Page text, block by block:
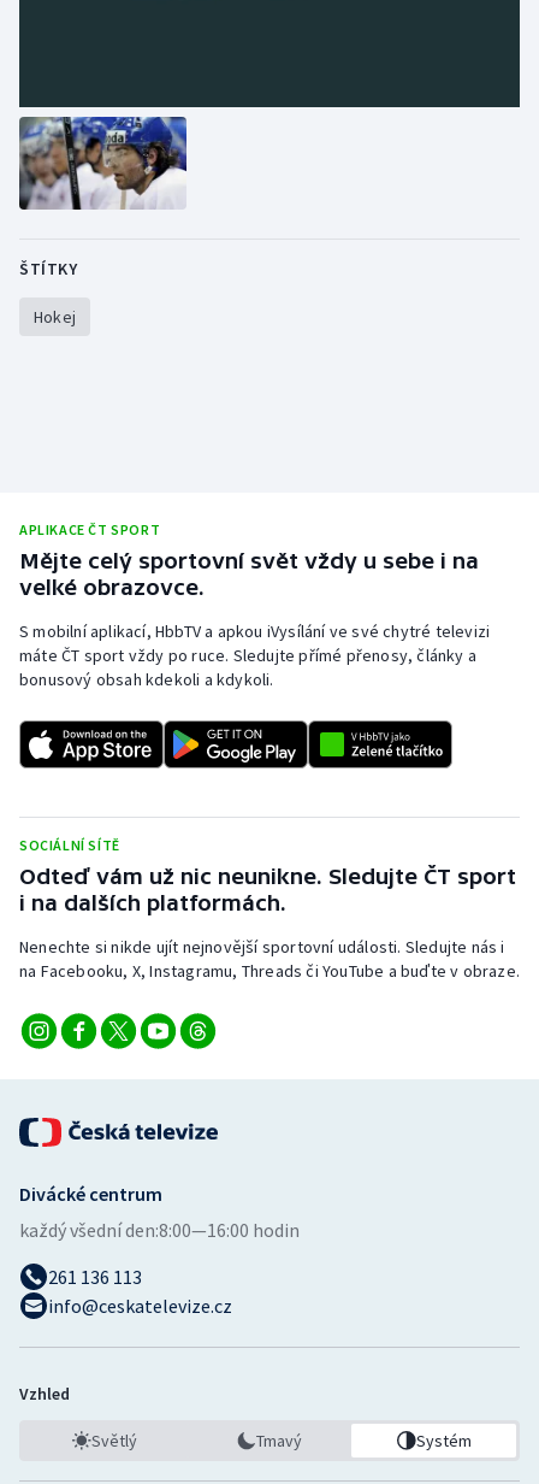
ŠTÍTKY
Hokej
APLIKACE ČT SPORT
Mějte celý sportovní svět vždy u sebe i na
velké obrazovce.
S mobilní aplikací, HbbTV a apkou iVysílání ve své chytré televizi
máte ČT sport vždy po ruce. Sledujte přímé přenosy, články a
bonusový obsah kdekoli a kdykoli.
SOCIÁLNÍ SÍTĚ
Odteď vám už nic neunikne. Sledujte ČT sport
i na dalších platformách.
Nenechte si nikde ujít nejnovější sportovní události. Sledujte nás i
na Facebooku, X, Instagramu, Threads či YouTube a buďte v obraze.
Divácké centrum
každý všední den:8:00—16:00 hodin
261 136 113
info@ceskatelevize.cz
Vzhled
Světlý Tmavý Systém